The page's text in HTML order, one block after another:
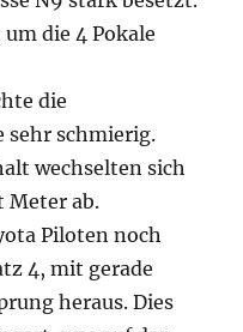
die 4 Pokale
die
sehr schmierig.
wechselten sich
Meter ab.
Piloten noch
4, mit gerade
heraus. Dies